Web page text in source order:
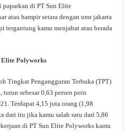
di PT Sun Elite
atau hampir setara dengan umr jakarta
tergantung kamu menjabat atau berada
Polyworks
Tingkat Pengangguran Terbuka (TPT)
turun sebesar 0,63 persen poin
Terdapat 4,15 juta orang (1,98
dari itu jika kamu salah satu dari 5,86
di PT Sun Elite Polyworks kamu